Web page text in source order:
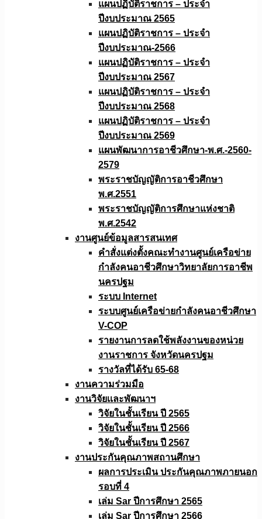
แผนปฏิบัติราชการ – ประจำ
ปีงบประมาณ 2565
แผนปฏิบัติราชการ – ประจำ
ปีงบประมาณ-2566
แผนปฏิบัติราชการ – ประจำ
ปีงบประมาณ 2567
แผนปฏิบัติราชการ – ประจำ
ปีงบประมาณ 2568
แผนปฏิบัติราชการ – ประจำ
ปีงบประมาณ 2569
แผนพัฒนาการอาชีวศึกษา-พ.ศ.-2560-
2579
พระราชบัญญัติการอาชีวศึกษา
พ.ศ.2551
พระราชบัญญัติการศึกษาแห่งชาติ
พ.ศ.2542
งานศูนย์ข้อมูลสารสนเทศ
คำสั่งแต่งตั้งคณะทำงานศูนย์เครือข่าย
กำลังคนอาชีวศึกษาวิทยาลัยการอาชีพ
นครปฐม
ระบบ Internet
ระบบศูนย์เครือข่ายกำลังคนอาชีวศึกษา
V-COP
รายงานการลดใช้พลังงานของหน่วย
งานราชการ จังหวัดนครปฐม
รางวัลที่ได้รับ 65-68
งานความร่วมมือ
งานวิจัยเเละพัฒนาฯ
วิจัยในชั้นเรียน ปี 2565
วิจัยในชั้นเรียน ปี 2566
วิจัยในชั้นเรียน ปี 2567
งานประกันคุณภาพสถานศึกษา
ผลการประเมิน ประกันคุณภาพภายนอก
รอบที่ 4
เล่ม Sar ปีการศึกษา 2565
เล่ม Sar ปีการศึกษา 2566